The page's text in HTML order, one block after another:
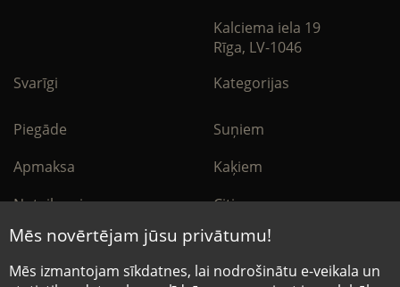
Mēs novērtējam jūsu privātumu!
Mēs izmantojam sīkdatnes, lai nodrošinātu e-veikala un
Kalciema iela 19
Rīga, LV-1046
Svarīgi
Piegāde
Apmaksa
Noteikumi
Privātuma politika
Sīkdatņu noteikumi
Kategorijas
Suņiem
Kaķiem
Citi
E-Aptieka